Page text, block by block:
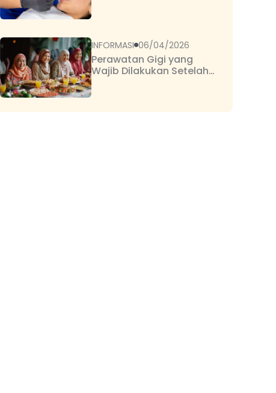
INFORMASI 06/04/2026
Perawatan Gigi yang
Wajib Dilakukan Setelah